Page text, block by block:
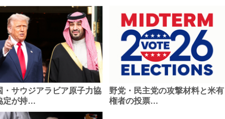
・サウジアラビア原子力協
定が持…
野党・民主党の攻撃材料と米有
権者の投票…